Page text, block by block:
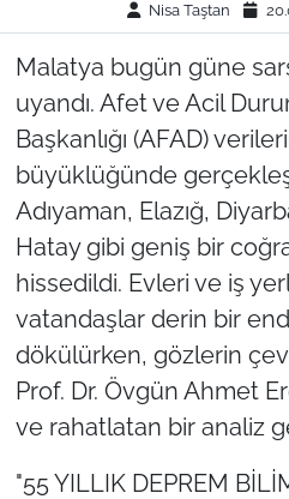
Nisa Taştan
Malatya bugün güne
uyandı. Afet ve Acil
Başkanlığı (AFAD)
büyüklüğünde
Adıyaman, Elazığ,
Hatay gibi geniş bir
hissedildi. Evleri ve iş
vatandaşlar derin bir
dökülürken, gözlerin
Prof. Dr. Övgün Ahmet
ve rahatlatan bir analiz
"55 YILLIK DEPREM